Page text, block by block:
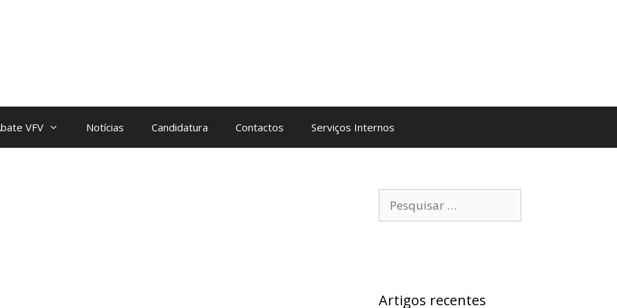
VFV Notícias Candidatura Contactos Serviços Internos
por:
Artigos recentes